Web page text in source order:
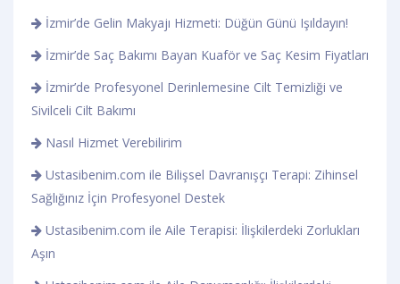
İzmir’de Gelin Makyajı Hizmeti: Düğün Günü Işıldayın!
İzmir’de Saç Bakımı Bayan Kuaför ve Saç Kesim Fiyatları
İzmir’de Profesyonel Derinlemesine Cilt Temizliği ve
Sivilceli Cilt Bakımı
Nasıl Hizmet Verebilirim
Ustasibenim.com ile Bilişsel Davranışçı Terapi: Zihinsel
Sağlığınız İçin Profesyonel Destek
Ustasibenim.com ile Aile Terapisi: İlişkilerdeki Zorlukları
Aşın